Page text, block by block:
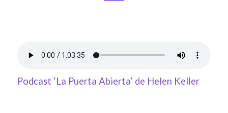
Podcast ‘La Puerta Abierta’ de Helen Keller